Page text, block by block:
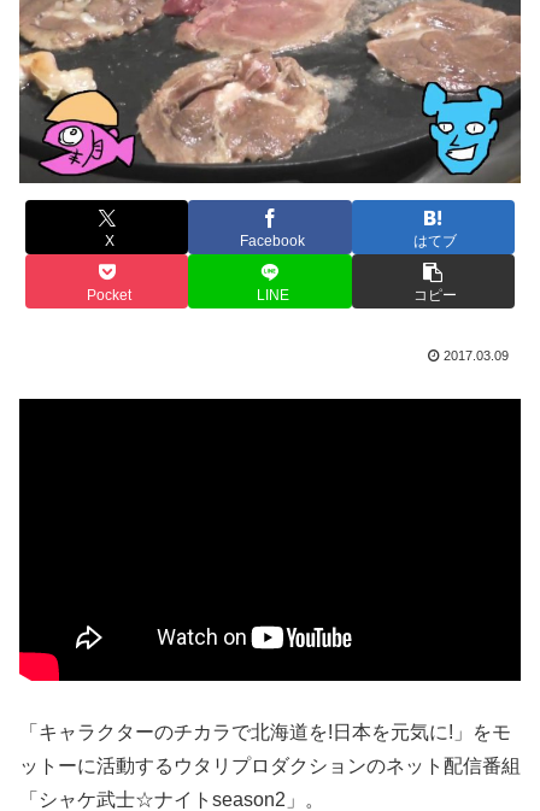
X Facebook はてブ
Pocket LINE コピー
2017.03.09
「キャラクターのチカラで北海道を!日本を元気に!」をモ
ットーに活動するウタリプロダクションのネット配信番組
「シャケ武士☆ナイトseason2」。